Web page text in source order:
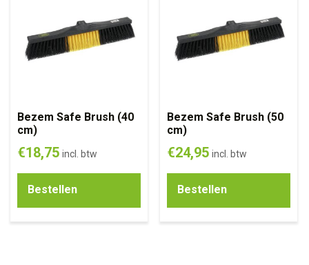
Bezem Safe Brush (40
cm)
€18,75 incl. btw
Bestellen
Bezem Safe Brush (50
cm)
€24,95 incl. btw
Bestellen